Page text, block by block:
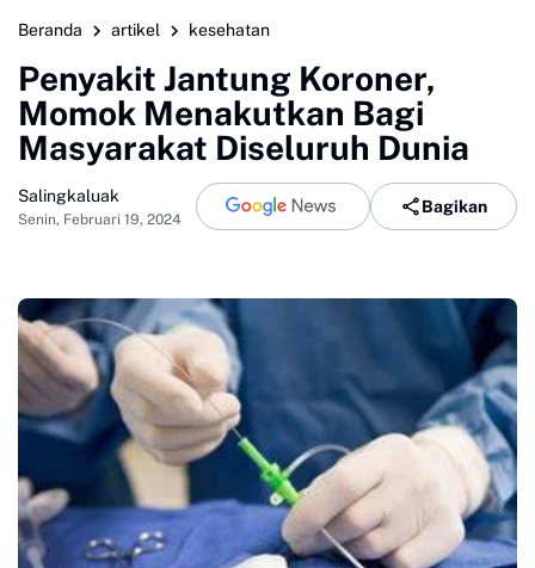
Beranda artikel kesehatan
Penyakit Jantung Koroner,
Momok Menakutkan Bagi
Masyarakat Diseluruh Dunia
Salingkaluak
Senin, Februari 19, 2024
Bagikan